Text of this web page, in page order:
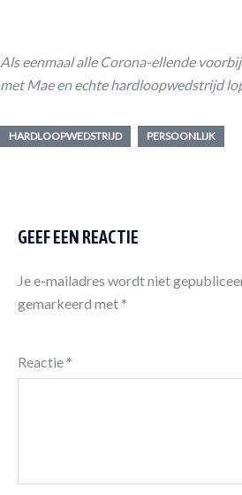
Als eenmaal alle Corona-ellende
met Mae en echte hardloopwedstrijd
HARDLOOPWEDSTRIJD PERSOONLIJK
GEEF EEN REACTIE
Je e-mailadres wordt niet
gemarkeerd met *
Reactie *